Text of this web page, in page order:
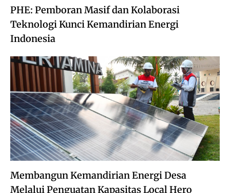
PHE: Pemboran Masif dan Kolaborasi
Teknologi Kunci Kemandirian Energi
Indonesia
Membangun Kemandirian Energi Desa
Melalui Penguatan Kapasitas Local Hero